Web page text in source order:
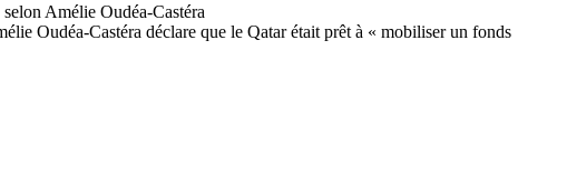
Oudéa-Castéra déclare que le Qatar était prêt à « mobiliser un fonds